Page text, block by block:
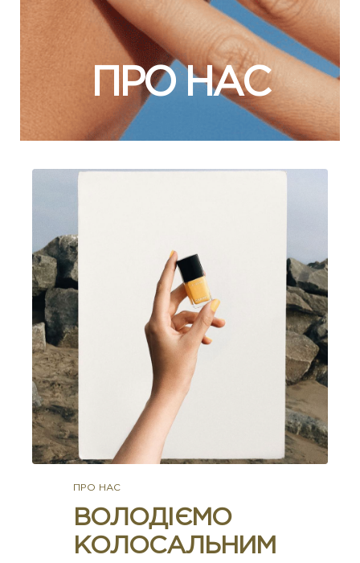
ПРО НАС
ПРО НАС
ВОЛОДІЄМО
КОЛОСАЛЬНИМ